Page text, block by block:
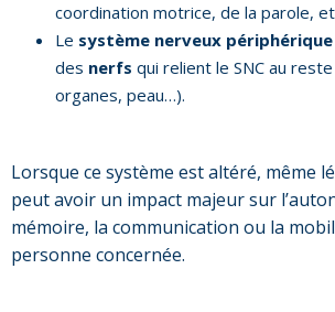
coordination motrice, de la parole,
Le système nerveux périphérique
des nerfs qui relient le SNC au
organes, peau…).
Lorsque ce système est altéré, même
peut avoir un impact majeur sur
mémoire, la communication ou la
personne concernée.